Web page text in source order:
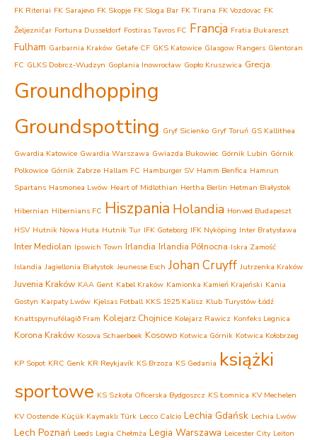
FK Riteriai FK Sarajevo FK Skopje FK Sloga Bar FK Tirana FK Vozdovac FK
Željezničar Fortuna Dusseldorf Fostiras Tavros FC Francja Fratia Bukareszt
Fulham Garbarnia Kraków Getafe CF GKS Katowice Glasgow Rangers Glentoran
FC GLKS Dobrcz-Wudzyn Goplania Inowrocław Gopło Kruszwica Grecja
Groundhopping
Groundspotting Gryf Sicienko Gryf Toruń GS Kallithea
Gwardia Katowice Gwardia Warszawa Gwiazda Bukowiec Górnik Lubin Górnik
Polkowice Górnik Zabrze Hallam FC Hamburger SV Hamm Benfica Hamrun
Spartans Hasmonea Lwów Heart of Midlothian Hertha Berlin Hetman Białystok
Hibernian Hibernians FC Hiszpania Holandia Honved Budapeszt
HSV Hutnik Nowa Huta Hutnik Tur IFK Goteborg IFK Nyköping Inter Bratysława
Inter Mediolan Ipswich Town Irlandia Irlandia Północna Iskra Zamość
Islandia Jagiellonia Białystok Jeunesse Esch Johan Cruyff Jutrzenka Kraków
Juvenia Kraków KAA Gent Kabel Kraków Kamionka Kamień Krajeński Kania
Gostyn Karpaty Lwów Kjelsas Fotball KKS 1925 Kalisz Klub Turystów Łódź
Knattspyrnufélagið Fram Kolejarz Chojnice Kolejarz Rawicz Konfeks Legnica
Korona Kraków Kosova Schaerbeek Kosowo Kotwica Górnik Kotwica Kołobrzeg
KP Sopot KRC Genk KR Reykjavík KS Brzoza KS Gedania książki
sportowe KS Szkoła Oficerska Bydgoszcz KS Łomnica KV Mechelen
KV Oostende Küçük Kaymaklı Türk Lecco Calcio Lechia Gdańsk Lechia Lwów
Lech Poznań Leeds Legia Chełmża Legia Warszawa Leicester City Leiton